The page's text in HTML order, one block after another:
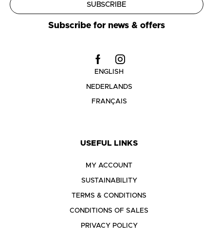
SUBSCRIBE
Subscribe for news & offers
ENGLISH
NEDERLANDS
FRANÇAIS
USEFUL LINKS
MY ACCOUNT
SUSTAINABILITY
TERMS & CONDITIONS
CONDITIONS OF SALES
PRIVACY POLICY